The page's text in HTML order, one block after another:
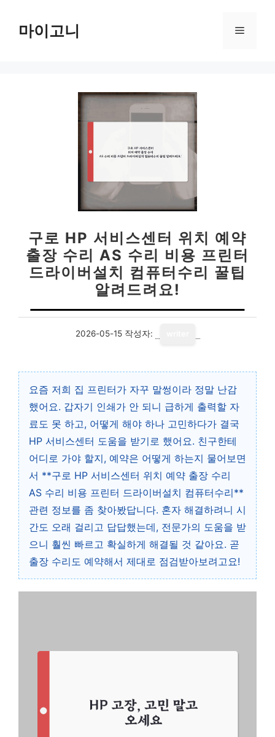
마이고니 메
구로 HP 서비스센터 위치 예약
출장 수리 AS 수리 비용 프린터
드라이버설치 컴퓨터수리 꿀팁
알려드려요!
2026-05-15 작성자:
요즘 저희 집 프린터가 자꾸 말썽이라 정말 난감
했어요. 갑자기 인쇄가 안 되니 급하게 출력할 자
료도 못 하고, 어떻게 해야 하나 고민하다가 결국
HP 서비스센터 도움을 받기로 했어요. 친구한테
어디로 가야 할지, 예약은 어떻게 하는지 물어보면
서 **구로 HP 서비스센터 위치 예약 출장 수리
AS 수리 비용 프린터 드라이버설치 컴퓨터수리**
관련 정보를 좀 찾아봤답니다. 혼자 해결하려니 시
간도 오래 걸리고 답답했는데, 전문가의 도움을 받
으니 훨씬 빠르고 확실하게 해결될 것 같아요. 곧
출장 수리도 예약해서 제대로 점검받아보려고요!